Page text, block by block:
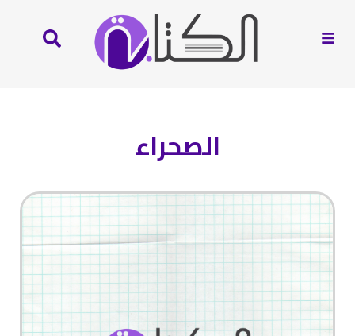
الصحراء